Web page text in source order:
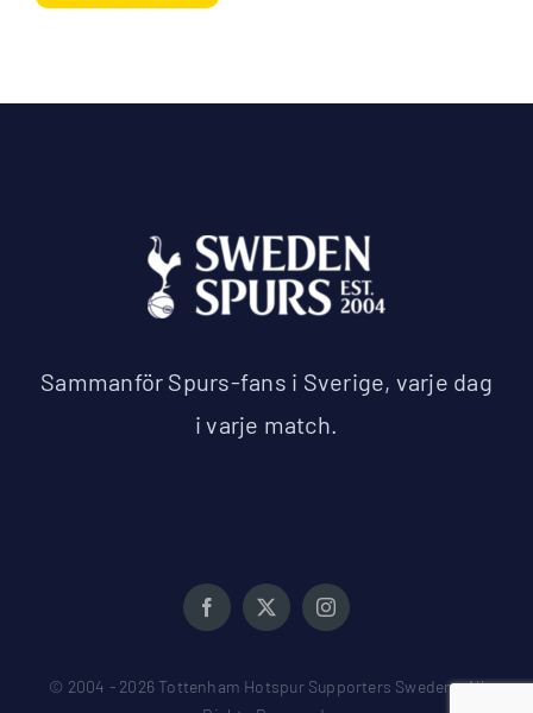
Sammanför Spurs-fans i Sverige, varje dag
i varje match.
© 2004 - 2026 Tottenham Hotspur Supporters Sweden • All